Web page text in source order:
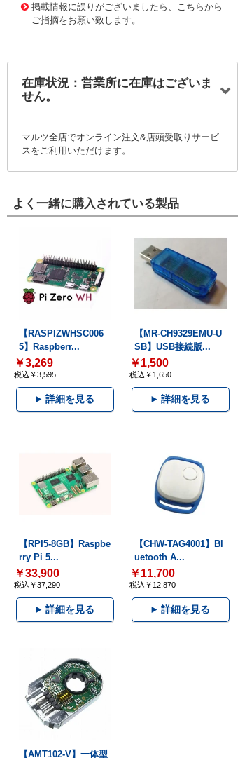
掲載情報に誤りがございましたら、こちらから
ご指摘をお願い致します。
在庫状況：営業所に在庫はございま
せん。
マルツ全店でオンライン注文&店頭受取りサービ
スをご利用いただけます。
よく一緒に購入されている製品
【RASPIZWHSC006
5】Raspberr...
￥3,269
税込￥3,595
詳細を見る
【MR-CH9329EMU-U
SB】USB接続版...
￥1,500
税込￥1,650
詳細を見る
【RPI5-8GB】Raspbe
rry Pi 5...
￥33,900
税込￥37,290
詳細を見る
【CHW-TAG4001】Bl
uetooth A...
￥11,700
税込￥12,870
詳細を見る
【AMT102-V】一体型